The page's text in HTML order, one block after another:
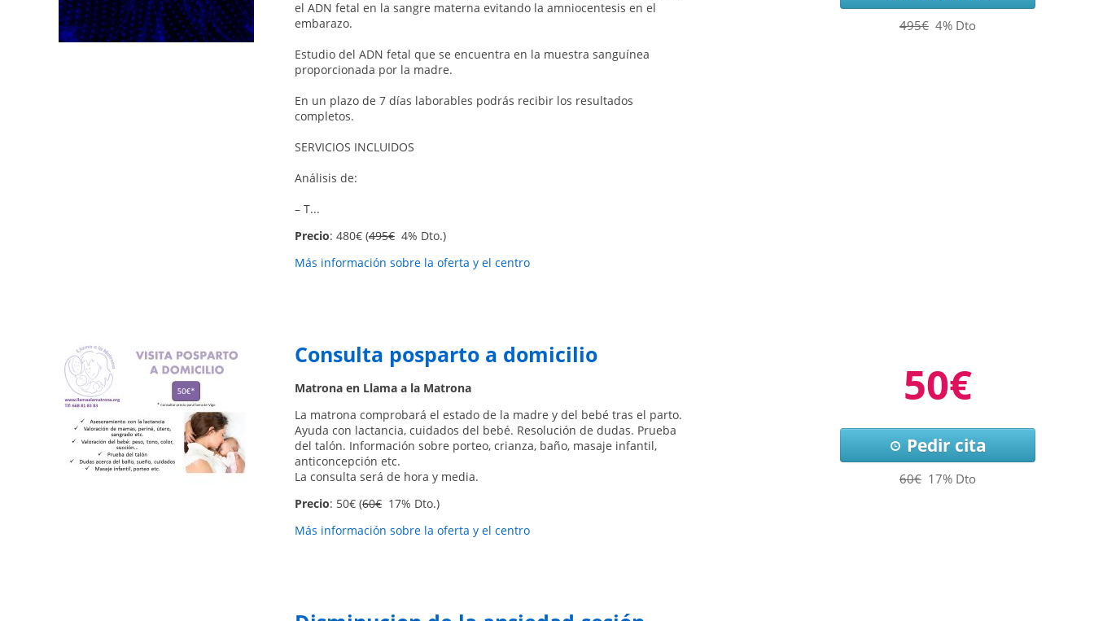
el ADN fetal en la sangre materna evitando la amniocentesis en el
embarazo.
Estudio del ADN fetal que se encuentra en la muestra sanguínea
proporcionada por la madre.
En un plazo de 7 días laborables podrás recibir los resultados
completos.
SERVICIOS INCLUIDOS
Análisis de:
– T...
Precio: 480€ (495€ 4% Dto.)
Más información sobre la oferta y el centro
495€ 4% Dto
Consulta posparto a domicilio
Matrona en Llama a la Matrona
La matrona comprobará el estado de la madre y del bebé tras el parto.
Ayuda con lactancia, cuidados del bebé. Resolución de dudas. Prueba
del talón. Información sobre porteo, crianza, baño, masaje infantil,
anticoncepción etc.
La consulta será de hora y media.
Precio: 50€ (60€ 17% Dto.)
Más información sobre la oferta y el centro
50€
Pedir cita
60€ 17% Dto